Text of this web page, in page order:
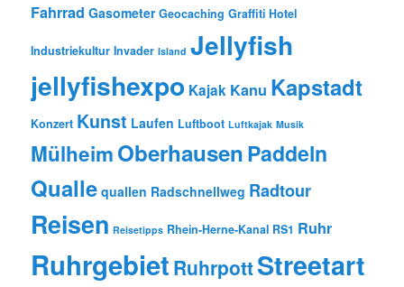
Fahrrad Gasometer Geocaching Graffiti Hotel
Industriekultur Invader Island Jellyfish
jellyfishexpo Kajak Kanu Kapstadt
Konzert Kunst Laufen Luftboot Luftkajak Musik
MülheimOberhausenPaddeln
Qualle quallen Radschnellweg Radtour
Reisen Reisetipps Rhein-Herne-Kanal RS1 Ruhr
Ruhrgebiet RuhrpottStreetart